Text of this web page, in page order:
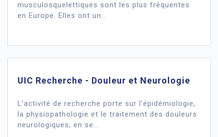
musculosquelettiques sont les plus fréquentes
en Europe. Elles ont un...
UIC Recherche - Douleur et Neurologie
L'activité de recherche porte sur l'épidémiologie,
la physiopathologie et le traitement des douleurs
neurologiques, en se...